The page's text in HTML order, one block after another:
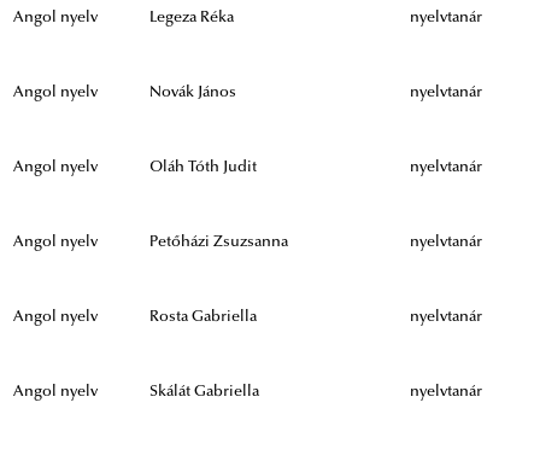
Angol nyelv Legeza Réka nyelvtanár
Angol nyelv Novák János nyelvtanár
Angol nyelv Oláh Tóth Judit nyelvtanár
Angol nyelv Petőházi Zsuzsanna nyelvtanár
Angol nyelv Rosta Gabriella nyelvtanár
Angol nyelv Skálát Gabriella nyelvtanár